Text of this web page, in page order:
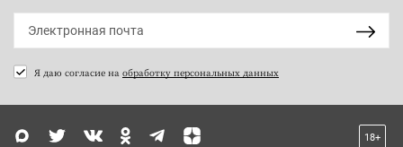
Я даю согласие на обработку персональных данных
18+